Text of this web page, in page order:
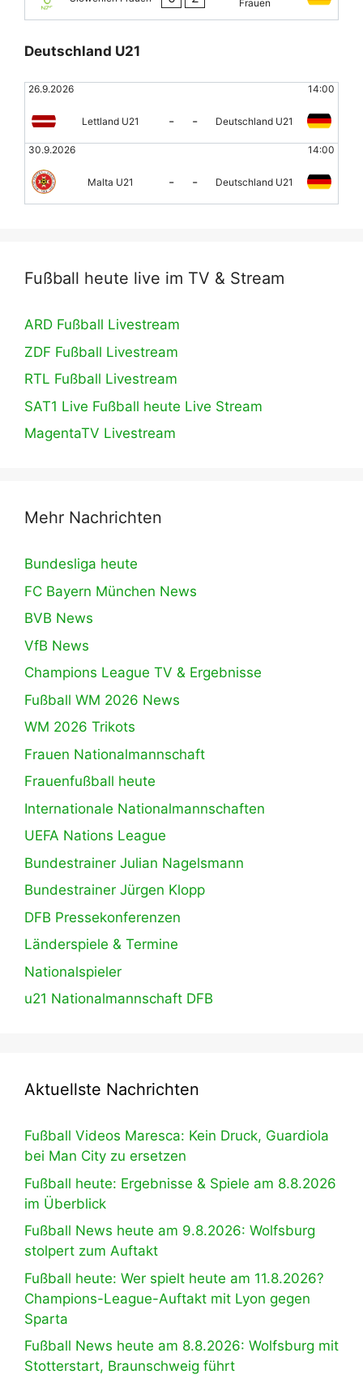
Frauen
Deutschland U21
26.9.2026 14:00
Lettland U21 - - Deutschland U21
30.9.2026 14:00
Malta U21 - - Deutschland U21
Fußball heute live im TV & Stream
ARD Fußball Livestream
ZDF Fußball Livestream
RTL Fußball Livestream
SAT1 Live Fußball heute Live Stream
MagentaTV Livestream
Mehr Nachrichten
Bundesliga heute
FC Bayern München News
BVB News
VfB News
Champions League TV & Ergebnisse
Fußball WM 2026 News
WM 2026 Trikots
Frauen Nationalmannschaft
Frauenfußball heute
Internationale Nationalmannschaften
UEFA Nations League
Bundestrainer Julian Nagelsmann
Bundestrainer Jürgen Klopp
DFB Pressekonferenzen
Länderspiele & Termine
Nationalspieler
u21 Nationalmannschaft DFB
Aktuellste Nachrichten
Fußball Videos Maresca: Kein Druck, Guardiola
bei Man City zu ersetzen
Fußball heute: Ergebnisse & Spiele am 8.8.2026
im Überblick
Fußball News heute am 9.8.2026: Wolfsburg
stolpert zum Auftakt
Fußball heute: Wer spielt heute am 11.8.2026?
Champions-League-Auftakt mit Lyon gegen
Sparta
Fußball News heute am 8.8.2026: Wolfsburg mit
Stotterstart, Braunschweig führt